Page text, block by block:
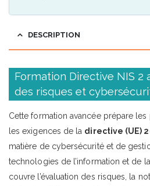
DESCRIPTION
Formation Directive NIS 2
des risques et
Cette formation avancée prépare
les exigences de la directive (UE)
matière de cybersécurité et de
technologies de l’information et de
couvre l’évaluation des risques, la